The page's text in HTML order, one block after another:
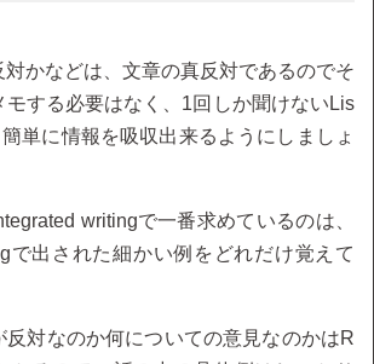
対かなどは、文章の真反対であるのでそ
モする必要はなく、1回しか聞けないLis
単に情報を吸収出来るようにしましょ
writingで一番求めているのは、
で出された細かい例をどれだけ覚えて
反対なのか何についての意見なのかはR